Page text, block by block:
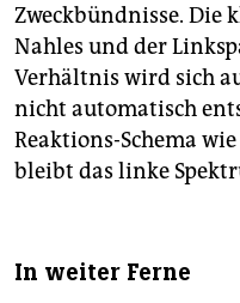
Zweckbündnisse. Die
Nahles und der
Verhältnis wird sich
nicht automatisch
Reaktions-Schema
bleibt das linke
In weiter Ferne